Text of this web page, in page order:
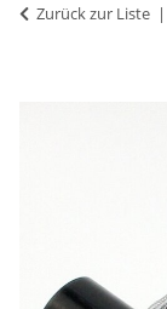
Zurück zur Liste